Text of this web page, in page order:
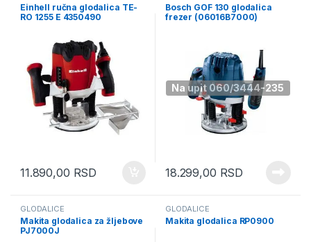
Einhell ručna glodalica TE-
RO 1255 E 4350490
11.890,00 RSD
Na upit 060/3444-235
Bosch GOF 130 glodalica
frezer (06016B7000)
18.299,00 RSD
GLODALICE
Makita glodalica za žljebove
PJ7000J
GLODALICE
Makita glodalica RP0900